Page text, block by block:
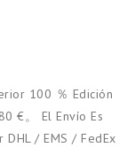
100 ％ Edición
€。 El Envío Es
DHL / EMS / FedEx